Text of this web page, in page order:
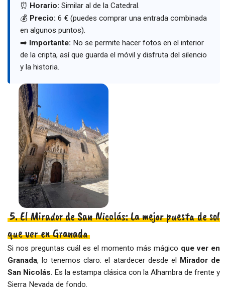
⏰ Horario: Similar al de la Catedral.
💰 Precio: 6 € (puedes comprar una entrada combinada
en algunos puntos).
➡️ Importante: No se permite hacer fotos en el interior
de la cripta, así que guarda el móvil y disfruta del silencio
y la historia.
5. El Mirador de San Nicolás: La mejor puesta de sol
que ver en Granada
Si nos preguntas cuál es el momento más mágico que ver en
Granada, lo tenemos claro: el atardecer desde el Mirador de
San Nicolás. Es la estampa clásica con la Alhambra de frente y
Sierra Nevada de fondo.